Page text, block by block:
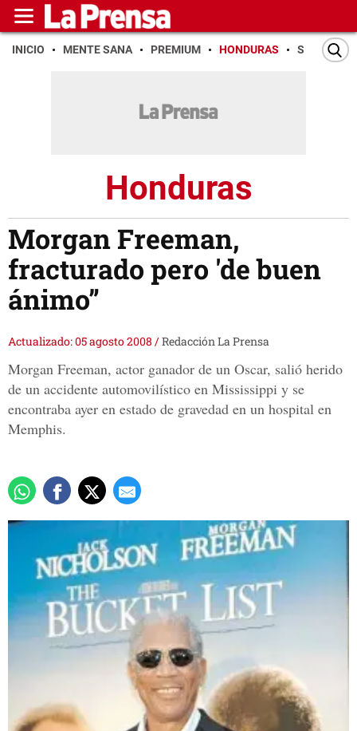
INICIO MENTE SANA PREMIUM HONDURAS SAN PEDRO
Honduras
Morgan Freeman,
fracturado pero 'de buen
ánimo”
Actualizado: 05 agosto 2008 /Redacción La Prensa
Morgan Freeman, actor ganador de un Oscar, salió herido
de un accidente automovilístico en Mississippi y se
encontraba ayer en estado de gravedad en un hospital en
Memphis.